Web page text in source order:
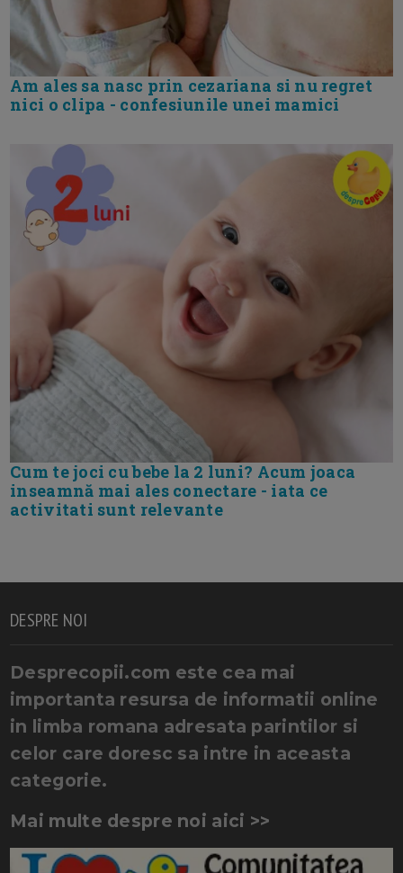
Am ales sa nasc prin cezariana si nu regret
nici o clipa - confesiunile unei mamici
Cum te joci cu bebe la 2 luni? Acum joaca
inseamnă mai ales conectare - iata ce
activitati sunt relevante
DESPRE NOI
Desprecopii.com este cea mai
importanta resursa de informatii online
in limba romana adresata parintilor si
celor care doresc sa intre in aceasta
categorie.
Mai multe despre noi aici >>